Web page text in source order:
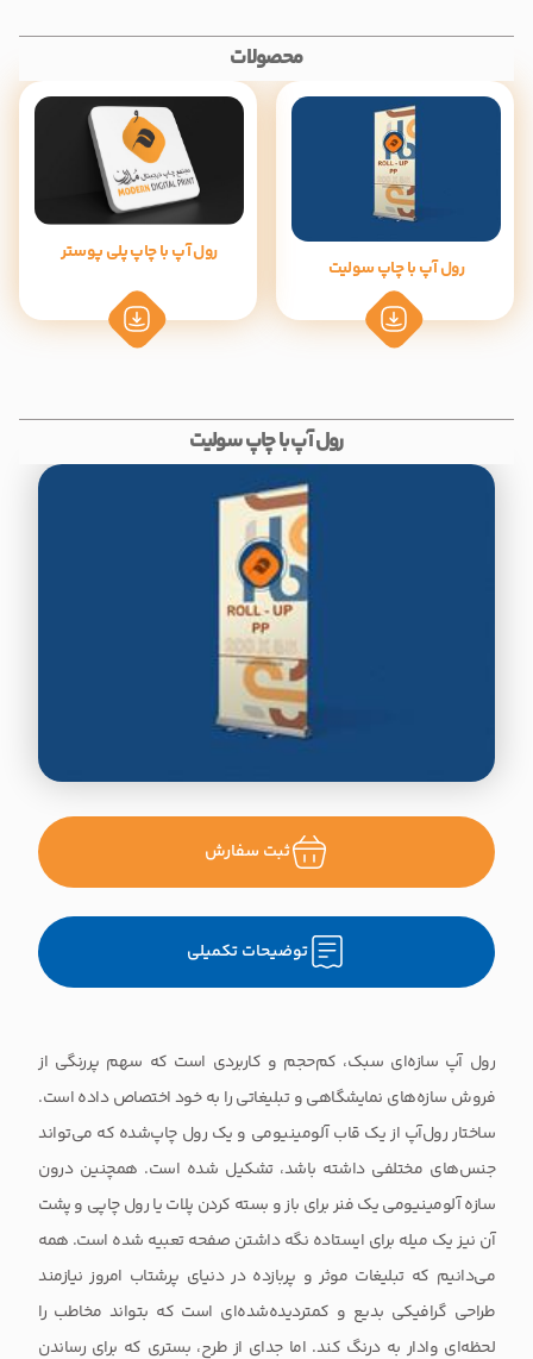
محصولات
رول آپ با چاپ سولیت
رول آپ با چاپ پلی پوستر
رول آپ با چاپ سولیت
رول آپ سازه‌ای سبک، کم‌حجم و کاربردی است که سهم پررنگی از
فروش سازه‌های نمایشگاهی و تبلیغاتی را به خود اختصاص داده است.
ساختار رول‌آپ از یک قاب آلومینیومی و یک رول چاپ‌شده که می‌تواند
جنس‌های مختلفی داشته باشد، تشکیل شده است. همچنین درون
سازه آلومینیومی یک فنر برای باز و بسته کردن پلات یا رول چاپی و پشت
آن نیز یک میله برای ایستاده نگه داشتن صفحه تعبیه شده است. همه
می‌دانیم که تبلیغات موثر و پربازده در دنیای پرشتاب امروز نیازمند
طراحی گرافیکی بدیع و کمتردیده‌شده‌ای است که بتواند مخاطب را
لحظه‌ای وادار به درنگ کند. اما جدای از طرح، بستری که برای رساندن
ثبت سفارش
توضیحات تکمیلی